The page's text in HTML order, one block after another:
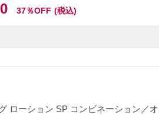
37％OFF (税込)
ローション SP コンビネーション／